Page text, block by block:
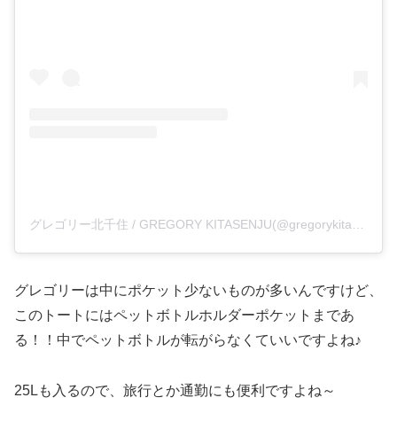
グレゴリー北千住 / GREGORY KITASENJU(@gregorykitasenju)がシェアした投稿
グレゴリーは中にポケット少ないものが多いんですけど、
このトートにはペットボトルホルダーポケットまであ
る！！中でペットボトルが転がらなくていいですよね♪
25Lも入るので、旅行とか通勤にも便利ですよね～